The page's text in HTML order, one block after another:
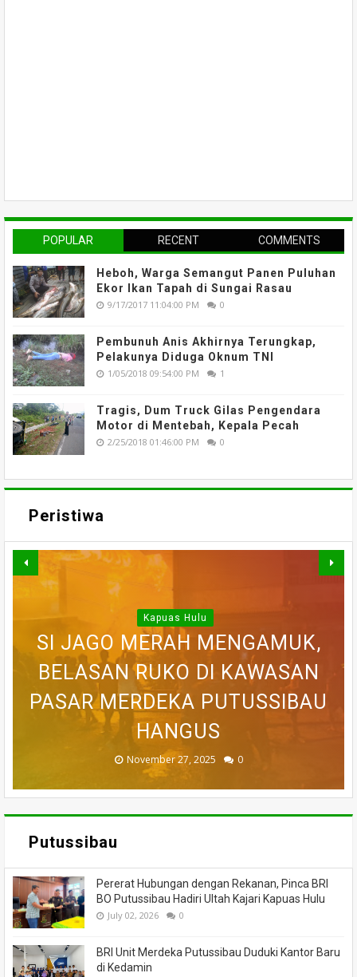
POPULAR RECENT COMMENTS
Heboh, Warga Semangut Panen Puluhan
Ekor Ikan Tapah di Sungai Rasau
9/17/2017 11:04:00 PM 0
Pembunuh Anis Akhirnya Terungkap,
Pelakunya Diduga Oknum TNI
1/05/2018 09:54:00 PM 1
Tragis, Dum Truck Gilas Pengendara
Motor di Mentebah, Kepala Pecah
2/25/2018 01:46:00 PM 0
Peristiwa
WARGA DESA SEI AJUNG YANG
DILAPORKAN HILANG SAAT
MEMANCING DITEMUKAN
MENINGGAL DUNIA
July 05, 2026 0
Kapuas Hulu
SI JAGO MERAH MENGAMUK,
BELASAN RUKO DI KAWASAN
PASAR MERDEKA PUTUSSIBAU
HANGUS
November 27, 2025 0
PEDULI KORBAN KEBAKARAN,
KORAMIL BADAU BERI
BANTUAN
March 26, 2025 0
BELASAN TOKO PAKAIAN DI
PUTUSSIBAU LUDES DILALAP
API
March 13, 2025 0
SEMPAT SEKARAT, H AKHIRNYA
TEWAS SETELAH 'DIHAKIMI'
MASSA
February 18, 2025 0
Putussibau
Pererat Hubungan dengan Rekanan, Pinca BRI
BO Putussibau Hadiri Ultah Kajari Kapuas Hulu
July 02, 2026 0
BRI Unit Merdeka Putussibau Duduki Kantor Baru
di Kedamin